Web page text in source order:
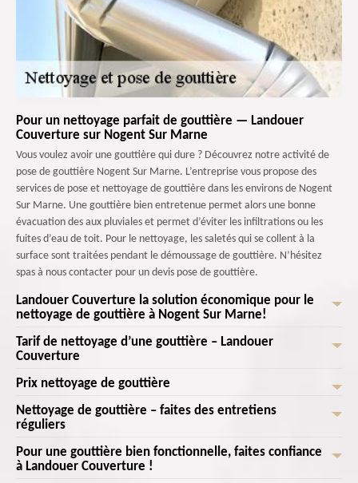
Pour un nettoyage parfait de gouttière — Landouer
Couverture sur Nogent Sur Marne
Vous voulez avoir une gouttière qui dure ? Découvrez notre activité de
pose de gouttière Nogent Sur Marne. L’entreprise vous propose des
services de pose et nettoyage de gouttière dans les environs de Nogent
Sur Marne. Une gouttière bien entretenue permet alors une bonne
évacuation des aux pluviales et permet d’éviter les infiltrations ou les
fuites d’eau de toit. Pour le nettoyage, les saletés qui se collent à la
surface sont traitées pendant le démoussage de gouttière. N’hésitez
spas à nous contacter pour un devis pose de gouttière.
Landouer Couverture la solution économique pour le
nettoyage de gouttière à Nogent Sur Marne!
Vous cherchez un service de nettoyage de gouttière abordable à Nogent
Sur Marne? Chez Landouer Couverture , nous sommes fiers de vous offrir
une solution économique pour garder vos gouttières propres et
gouttière possèdent l'expertise et les compétences nécessaires pour
effectuer un travail exceptionnel. Ils sont formés pour identifier et
résoudre tous les problèmes liés aux gouttières. Notre approche
professionnelle garantit l'élimination des débris, des obstructions et des
Tarif de nettoyage d’une gouttière – Landouer
Couverture
Le nettoyage de gouttière est une intervention à privilégier. Cet
entretien permet de prolonger sa durée de vie et d'éviter des travaux
considérables occasionnés pour des réparations ou des changements de
professionnels. Landouer Couverture intervient selon vos demandes.
Avec un tarif nettoyage de gouttière abordable conclu à l’avance, les prix
Prix nettoyage de gouttière
Le coût de nettoyage des gouttières ne variera pas beaucoup d'une ville
à l'autre, la moyenne nationale s'établissant est de quelques quinzaines
d’euros. Le nettoyage des gouttières sur les maisons à un étage pourrait
coûter un peu plus, alors que les gouttières sur les bâtiments plus élevés
Nettoyage de gouttière – faites des entretiens
réguliers
Un démoussage de gouttière consiste à enlever les mousses et les
végétaux qui se sont collés sur la surface de la gouttière. Le nettoyage
Pour une gouttière bien fonctionnelle, faites confiance
à Landouer Couverture !